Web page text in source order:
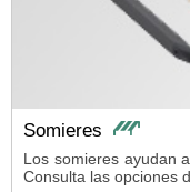
Somieres
Los somieres ayudan
Consulta las opciones